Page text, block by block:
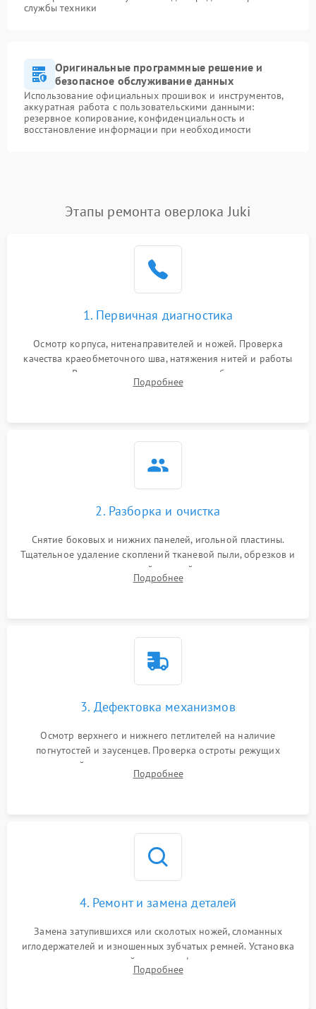
службы техники
Оригинальные программные решение и
безопасное обслуживание данных
Использование официальных прошивок и инструментов,
аккуратная работа с пользовательскими данными:
резервное копирование, конфиденциальность и
восстановление информации при необходимости
Этапы ремонта оверлока Juki
1. Первичная диагностика
Осмотр корпуса, нитенаправителей и ножей. Проверка
качества краеобметочного шва, натяжения нитей и работы
педали. Выявление пропусков стежков, обрывов нити,
заклинивания или тупого среза ткани на тестовом образце.
Подробнее
2. Разборка и очистка
Снятие боковых и нижних панелей, игольной пластины.
Тщательное удаление скоплений тканевой пыли, обрезков и
очесов из зоны петлителей и ножей с помощью жестких
кистей, пинцета и потока сжатого воздуха.
Подробнее
3. Дефектовка механизмов
Осмотр верхнего и нижнего петлителей на наличие
погнутостей и заусенцев. Проверка остроты режущих
кромок ножей, состояния приводного ремня, электромотора
и механизма дифференциальной подачи ткани.
Подробнее
4. Ремонт и замена деталей
Замена затупившихся или сколотых ножей, сломанных
иглодержателей и изношенных зубчатых ремней. Установка
новых петлителей взамен деформированных.
Восстановление контактов в педали и цепях
Подробнее